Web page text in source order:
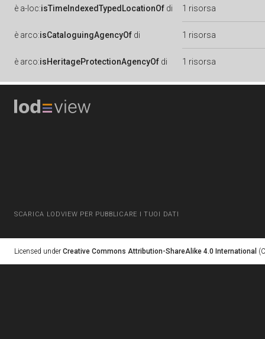
è a-loc:isTimeIndexedTypedLocationOf di 1 risorsa
è arco:isCataloguingAgencyOf di 1 risorsa
è arco:isHeritageProtectionAgencyOf di 1 risorsa
SCARICA LODVIEW PER PUBBLICARE I TUOI DATI
Licensed under Creative Commons Attribution-ShareAlike 4.0 International